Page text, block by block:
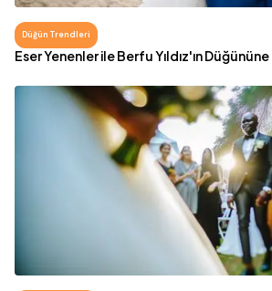
Düğün Trendleri
Eser Yenenler ile Berfu Yıldız'ın Düğününe